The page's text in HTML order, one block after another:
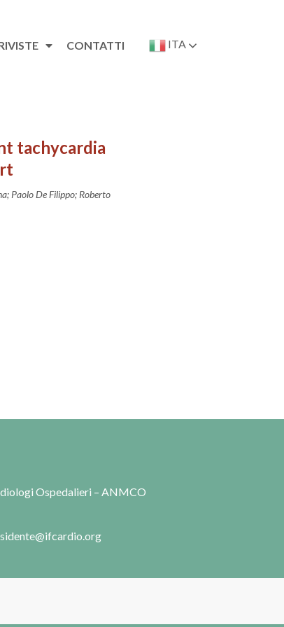
CONTATTI ITA
tachycardia
Paolo De Filippo; Roberto
Ospedalieri – ANMCO